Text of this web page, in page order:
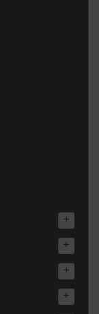
+
+
+
+